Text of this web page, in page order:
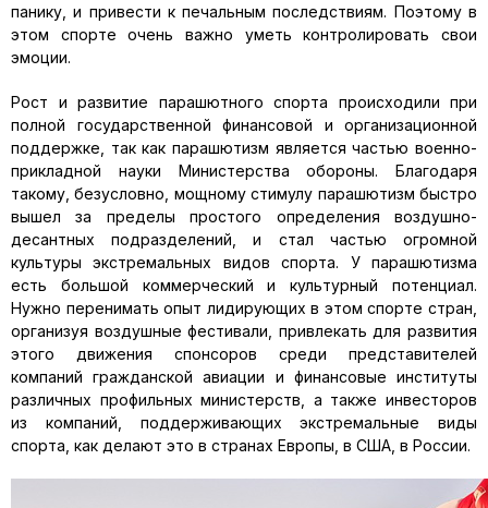
панику, и привести к печальным последствиям. Поэтому в
этом спорте очень важно уметь контролировать свои
эмоции.
Рост и развитие парашютного спорта происходили при
полной государственной финансовой и организационной
поддержке, так как парашютизм является частью военно-
прикладной науки Министерства обороны. Благодаря
такому, безусловно, мощному стимулу парашютизм быстро
вышел за пределы простого определения воздушно-
десантных подразделений, и стал частью огромной
культуры экстремальных видов спорта. У парашютизма
есть большой коммерческий и культурный потенциал.
Нужно перенимать опыт лидирующих в этом спорте стран,
организуя воздушные фестивали, привлекать для развития
этого движения спонсоров среди представителей
компаний гражданской авиации и финансовые институты
различных профильных министерств, а также инвесторов
из компаний, поддерживающих экстремальные виды
спорта, как делают это в странах Европы, в США, в России.